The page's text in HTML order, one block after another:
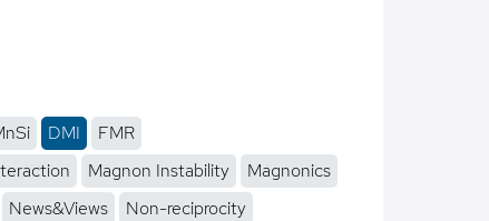
DMI
FMR
Magnon Instability
Magnonics
News&Views
Non-reciprocity